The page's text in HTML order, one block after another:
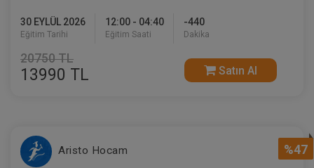
30 EYLÜL 2026
Eğitim Tarihi
12:00 - 04:40
Eğitim Saati
-440
Dakika
20750 TL
13990 TL Satın Al
%47
Aristo Hocam